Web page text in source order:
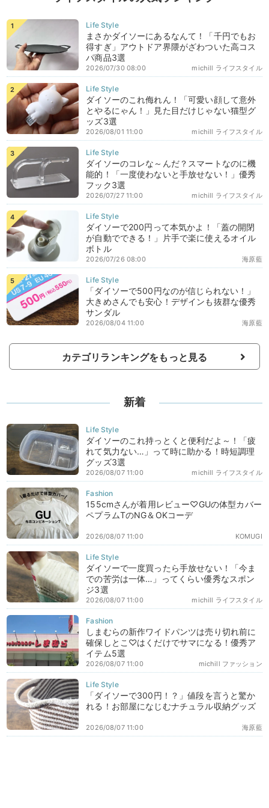
まさかダイソーにあるなんて！「千円でもお
得すぎ」アウトドア界隈がざわついた高コス
パ商品3選
michill ライフスタイル
2026/07/30 08:00
ダイソーのこれ侮れん！「可愛い顔して意外
とやるにゃん！」見た目だけじゃない猫型グ
ッズ3選
michill ライフスタイル
2026/08/01 11:00
ダイソーのコレな～んだ？スマートなのに機
能的！「一度使わないと手放せない！」優秀
フック3選
michill ライフスタイル
2026/07/27 11:00
ダイソーで200円って本気かよ！「蓋の開閉
が自動でできる！」片手で楽に使えるオイル
ボトル
海原藍
2026/07/26 08:00
「ダイソーで500円なのが信じられない！」
大きめさんでも安心！デザインも抜群な優秀
サンダル
海原藍
2026/08/04 11:00
カテゴリランキングをもっと見る
新着
ダイソーのこれ持っとくと便利だよ～！「疲
れて気力ない…」って時に助かる！時短調理
グッズ3選
michill ライフスタイル
2026/08/07 11:00
155cmさんが着用レビュー♡GUの体型カバー
ペプラムTのNG＆OKコーデ
KOMUGI
2026/08/07 11:00
ダイソーで一度買ったら手放せない！「今ま
での苦労は一体…」ってくらい優秀なスポン
ジ3選
michill ライフスタイル
2026/08/07 11:00
しまむらの新作ワイドパンツは売り切れ前に
確保しとこ♡はくだけでサマになる！優秀ア
イテム5選
michill ファッション
2026/08/07 11:00
「ダイソーで300円！？」値段を言うと驚か
れる！お部屋になじむナチュラル収納グッズ
海原藍
2026/08/07 11:00